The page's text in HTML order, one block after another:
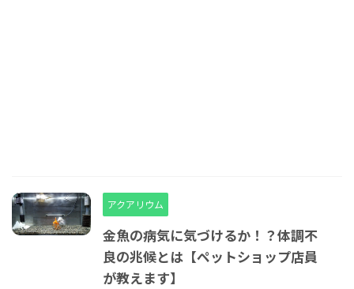
アクアリウム
金魚の病気に気づけるか！？体調不
良の兆候とは【ペットショップ店員
が教えます】